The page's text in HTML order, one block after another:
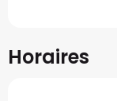
Horaires